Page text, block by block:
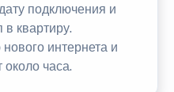
подключения и
в квартиру.
интернета и
часа.